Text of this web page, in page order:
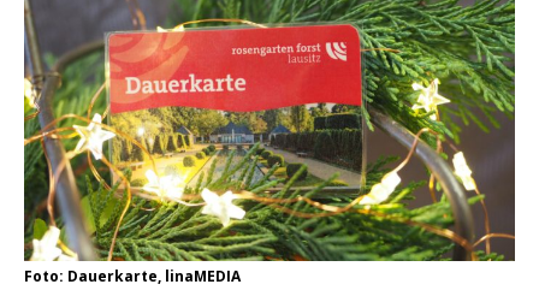
Foto: Dauerkarte, linaMEDIA